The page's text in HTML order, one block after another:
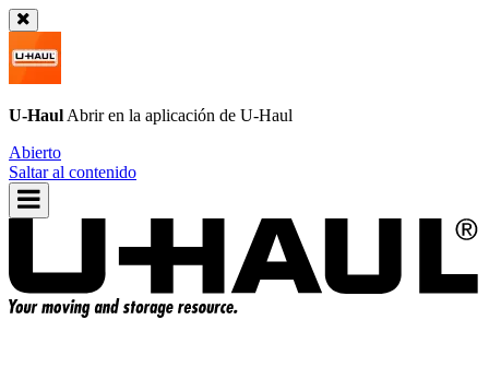
U-Haul Abrir en la aplicación de U-Haul
Abierto
Saltar al contenido